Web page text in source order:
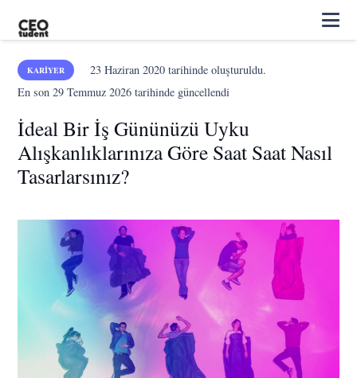
KARIYER 23 Haziran 2020tarihinde oluşturuldu.
En son29 Temmuz 2026 tarihinde güncellendi
İdeal Bir İş Gününüzü Uyku
Alışkanlıklarınıza Göre Saat Saat Nasıl
Tasarlarsınız?